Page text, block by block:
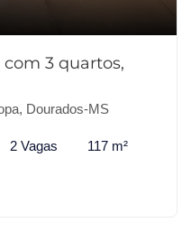
3 quartos,
Dourados-MS
2 Vagas 117 m²